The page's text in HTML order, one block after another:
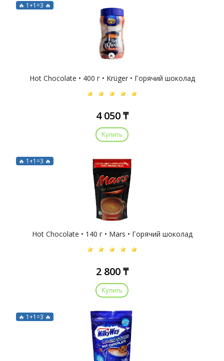
🔥 1+1=3 🔥
Hot Chocolate • 400 г • Krüger • Горячий шоколад
4 050 ₸
Купить
🔥 1+1=3 🔥
Hot Chocolate • 140 г • Mars • Горячий шоколад
2 800 ₸
Купить
🔥 1+1=3 🔥